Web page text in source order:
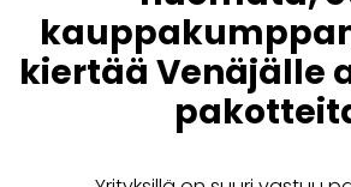
kiertää Venäjälle